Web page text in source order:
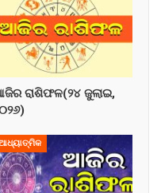
ରାଶିଫଳ(୨୪ ଜୁଲାଇ,